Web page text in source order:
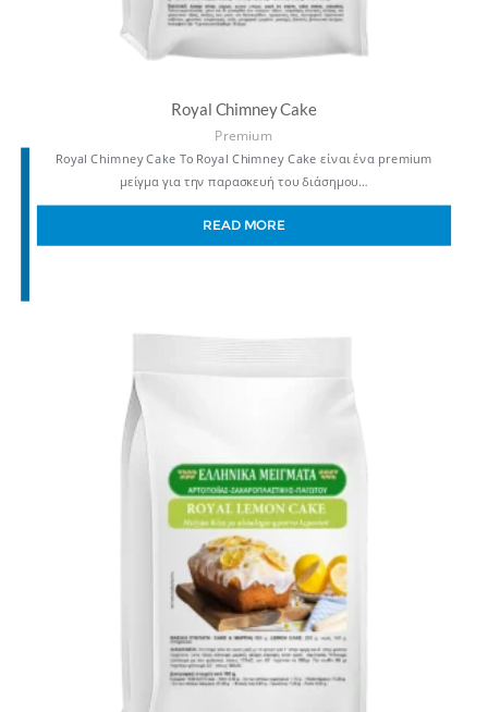
Royal Chimney Cake
Premium
Royal Chimney Cake Το Royal Chimney Cake είναι ένα premium
μείγμα για την παρασκευή του διάσημου…
READ MORE